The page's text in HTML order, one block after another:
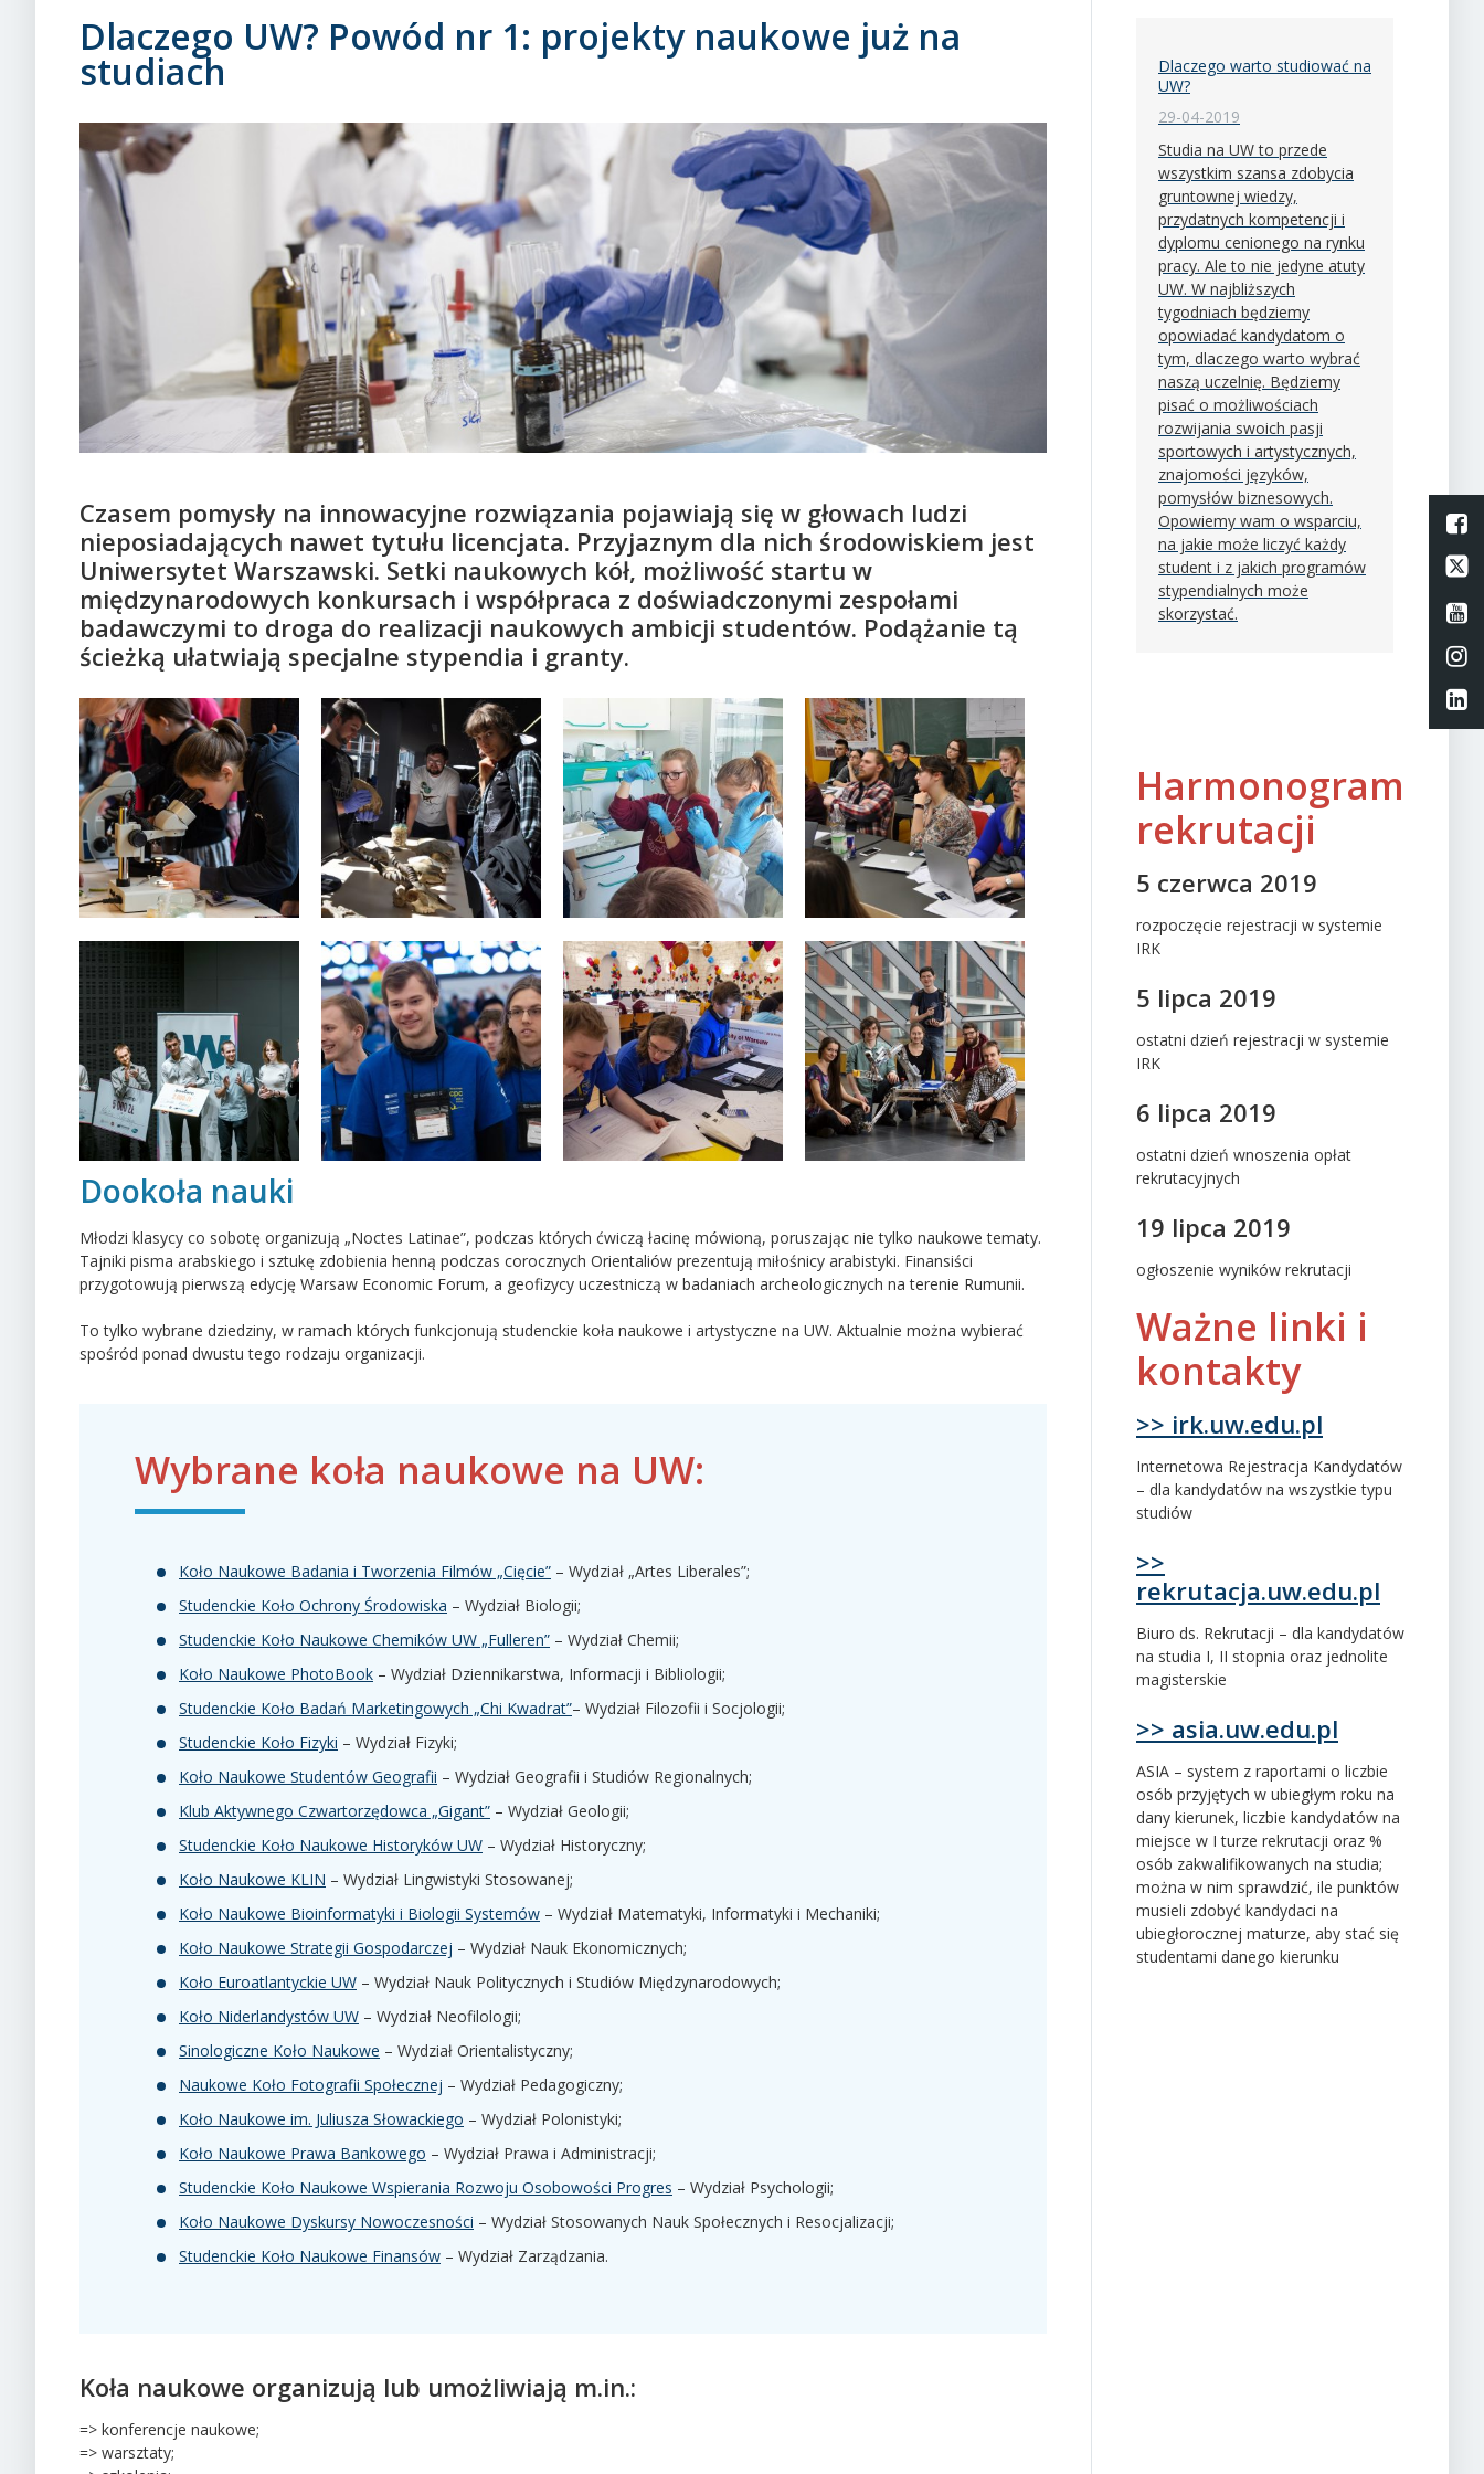
Dlaczego UW? Powód nr 1: projekty naukowe już na
studiach
Czasem pomysły na innowacyjne rozwiązania pojawiają się w głowach ludzi
nieposiadających nawet tytułu licencjata. Przyjaznym dla nich środowiskiem jest
Uniwersytet Warszawski. Setki naukowych kół, możliwość startu w
międzynarodowych konkursach i współpraca z doświadczonymi zespołami
badawczymi to droga do realizacji naukowych ambicji studentów. Podążanie tą
ścieżką ułatwiają specjalne stypendia i granty.
Dookoła nauki
Młodzi klasycy co sobotę organizują „Noctes Latinae”, podczas których ćwiczą łacinę mówioną, poruszając nie tylko naukowe tematy.
Tajniki pisma arabskiego i sztukę zdobienia henną podczas corocznych Orientaliów prezentują miłośnicy arabistyki. Finansiści
przygotowują pierwszą edycję Warsaw Economic Forum, a geofizycy uczestniczą w badaniach archeologicznych na terenie Rumunii.
To tylko wybrane dziedziny, w ramach których funkcjonują studenckie koła naukowe i artystyczne na UW. Aktualnie można wybierać
spośród ponad dwustu tego rodzaju organizacji.
Wybrane koła naukowe na UW:
Koło Naukowe Badania i Tworzenia Filmów „Cięcie” – Wydział „Artes Liberales”;
Studenckie Koło Ochrony Środowiska – Wydział Biologii;
Studenckie Koło Naukowe Chemików UW „Fulleren” – Wydział Chemii;
Koło Naukowe PhotoBook – Wydział Dziennikarstwa, Informacji i Bibliologii;
Studenckie Koło Badań Marketingowych „Chi Kwadrat”– Wydział Filozofii i Socjologii;
Studenckie Koło Fizyki – Wydział Fizyki;
Koło Naukowe Studentów Geografii – Wydział Geografii i Studiów Regionalnych;
Klub Aktywnego Czwartorzędowca „Gigant” – Wydział Geologii;
Studenckie Koło Naukowe Historyków UW – Wydział Historyczny;
Koło Naukowe KLIN – Wydział Lingwistyki Stosowanej;
Koło Naukowe Bioinformatyki i Biologii Systemów – Wydział Matematyki, Informatyki i Mechaniki;
Koło Naukowe Strategii Gospodarczej – Wydział Nauk Ekonomicznych;
Koło Euroatlantyckie UW – Wydział Nauk Politycznych i Studiów Międzynarodowych;
Koło Niderlandystów UW – Wydział Neofilologii;
Sinologiczne Koło Naukowe – Wydział Orientalistyczny;
Naukowe Koło Fotografii Społecznej – Wydział Pedagogiczny;
Koło Naukowe im. Juliusza Słowackiego – Wydział Polonistyki;
Koło Naukowe Prawa Bankowego – Wydział Prawa i Administracji;
Studenckie Koło Naukowe Wspierania Rozwoju Osobowości Progres – Wydział Psychologii;
Koło Naukowe Dyskursy Nowoczesności – Wydział Stosowanych Nauk Społecznych i Resocjalizacji;
Studenckie Koło Naukowe Finansów – Wydział Zarządzania.
Koła naukowe organizują lub umożliwiają m.in.:
=> konferencje naukowe;
=> warsztaty;
Dlaczego warto studiować na
UW?
29-04-2019
Studia na UW to przede
wszystkim szansa zdobycia
gruntownej wiedzy,
przydatnych kompetencji i
dyplomu cenionego na rynku
pracy. Ale to nie jedyne atuty
UW. W najbliższych
tygodniach będziemy
opowiadać kandydatom o
tym, dlaczego warto wybrać
naszą uczelnię. Będziemy
pisać o możliwościach
rozwijania swoich pasji
sportowych i artystycznych,
znajomości języków,
pomysłów biznesowych.
Opowiemy wam o wsparciu,
na jakie może liczyć każdy
student i z jakich programów
stypendialnych może
skorzystać.
Harmonogram
rekrutacji
5 czerwca 2019
rozpoczęcie rejestracji w systemie
IRK
5 lipca 2019
ostatni dzień rejestracji w systemie
IRK
6 lipca 2019
ostatni dzień wnoszenia opłat
rekrutacyjnych
19 lipca 2019
ogłoszenie wyników rekrutacji
Ważne linki i
kontakty
>> irk.uw.edu.pl
Internetowa Rejestracja Kandydatów
– dla kandydatów na wszystkie typu
studiów
>>
rekrutacja.uw.edu.pl
Biuro ds. Rekrutacji – dla kandydatów
na studia I, II stopnia oraz jednolite
magisterskie
>> asia.uw.edu.pl
ASIA – system z raportami o liczbie
osób przyjętych w ubiegłym roku na
dany kierunek, liczbie kandydatów na
miejsce w I turze rekrutacji oraz %
osób zakwalifikowanych na studia;
można w nim sprawdzić, ile punktów
musieli zdobyć kandydaci na
ubiegłorocznej maturze, aby stać się
studentami danego kierunku